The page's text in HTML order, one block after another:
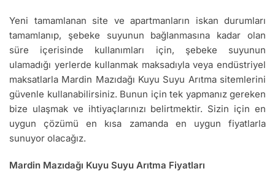
Yeni tamamlanan site ve apartmanların iskan durumları
tamamlanıp, şebeke suyunun bağlanmasına kadar olan
süre içerisinde kullanımları için, şebeke suyunun
ulamadığı yerlerde kullanmak maksadıyla veya endüstriyel
maksatlarla Mardin Mazıdağı Kuyu Suyu Arıtma sitemlerini
güvenle kullanabilirsiniz. Bunun için tek yapmanız gereken
bize ulaşmak ve ihtiyaçlarınızı belirtmektir. Sizin için en
uygun çözümü en kısa zamanda en uygun fiyatlarla
sunuyor olacağız.
Mardin Mazıdağı Kuyu Suyu Arıtma Fiyatları